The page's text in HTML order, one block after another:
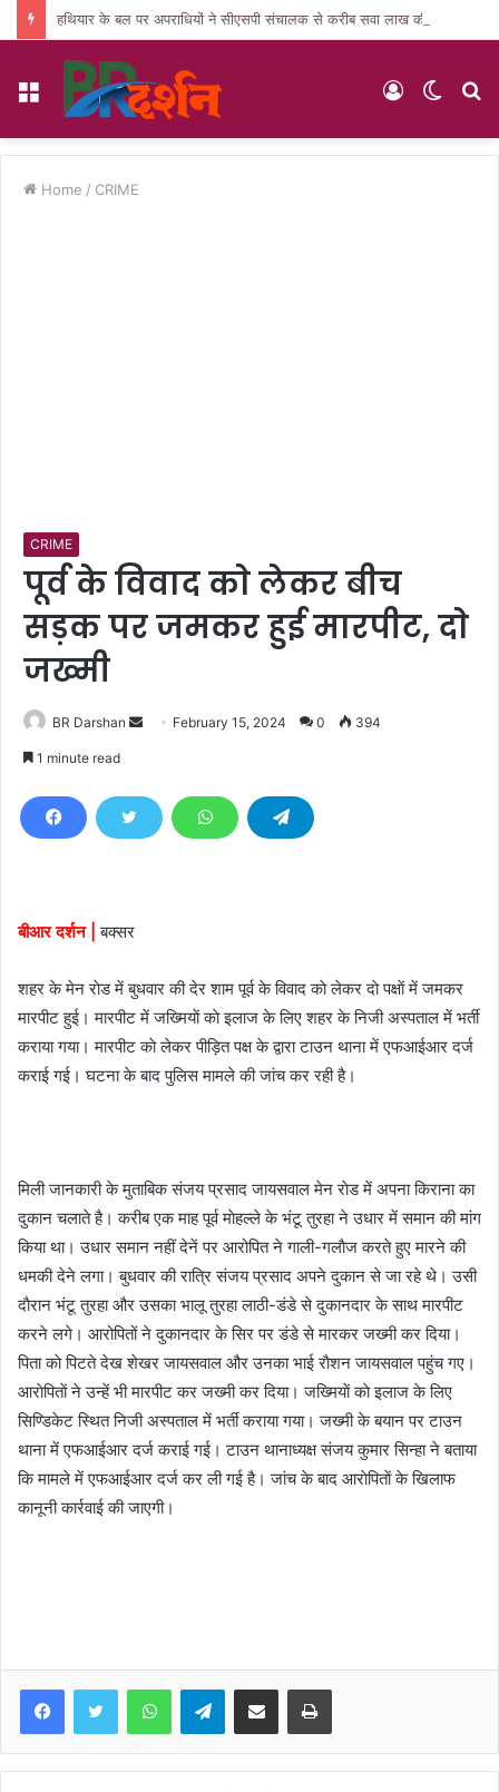
Menu
Switch
Log
Home / CRIME
CRIME
पूर्व के विवाद काे लेकर बीच
सड़क पर जमकर हुई मारपीट, दाे
जख्मी
BR Darshan
d
l
February 15, 2024 0 394
1 minute read
बीआर दर्शन | बक्सर
शहर के मेन राेड में बुधवार की देर शाम पूर्व के विवाद काे लेकर दाे पक्षाें में जमकर
मारपीट हुई। मारपीट में जख्मियाें काे इलाज के लिए शहर के निजी अस्पताल में भर्ती
कराया गया। मारपीट काे लेकर पीड़ित पक्ष के द्वारा टाउन थाना में एफआईआर दर्ज
कराई गई। घटना के बाद पुलिस मामले की जांच कर रही है।
मिली जानकारी के मुताबिक संजय प्रसाद जायसवाल मेन राेड में अपना किराना का
दुकान चलाते है। करीब एक माह पूर्व माेहल्ले के भंटू तुरहा ने उधार में समान की मांग
किया था। उधार समान नहीं देनें पर आरोपित ने गाली-गलाैज करते हुए मारने की
धमकी देने लगा। बुधवार की रात्रि संजय प्रसाद अपने दुकान से जा रहे थे। उसी
दाैरान भंटू तुरहा और उसका भालू तुरहा लाठी-डंडे से दुकानदार के साथ मारपीट
करने लगे। आरोपितों ने दुकानदार के सिर पर डंडे से मारकर जख्मी कर दिया।
पिता काे पिटते देख शेखर जायसवाल और उनका भाई राैशन जायसवाल पहुंच गए।
आराेपिताें ने उन्हें भी मारपीट कर जख्मी कर दिया। जख्मियाें काे इलाज के लिए
सिण्डिकेट स्थित निजी अस्पताल में भर्ती कराया गया। जख्मी के बयान पर टाउन
थाना में एफआईआर दर्ज कराई गई। टाउन थानाध्यक्ष संजय कुमार सिन्हा ने बताया
कि मामले में एफआईआर दर्ज कर ली गई है। जांच के बाद आराेपिताें के खिलाफ
कानूनी कार्रवाई की जाएगी।
Telegram